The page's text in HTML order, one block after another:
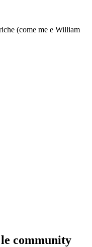
(come me e William
community